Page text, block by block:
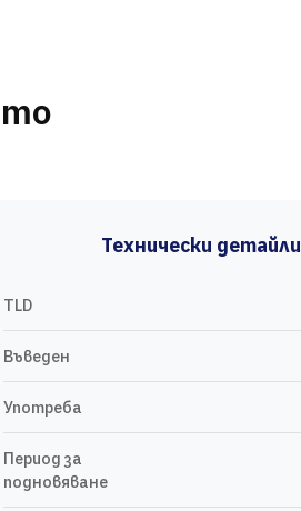
Технически детайли
TLD
Въведен
Употреба
Период за
подновяване